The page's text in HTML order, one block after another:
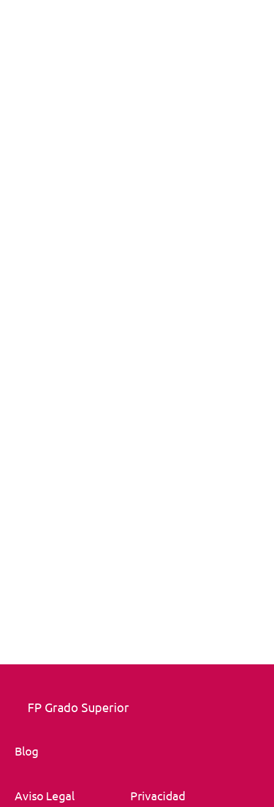
FP Grado Superior
Blog
Aviso Legal Privacidad